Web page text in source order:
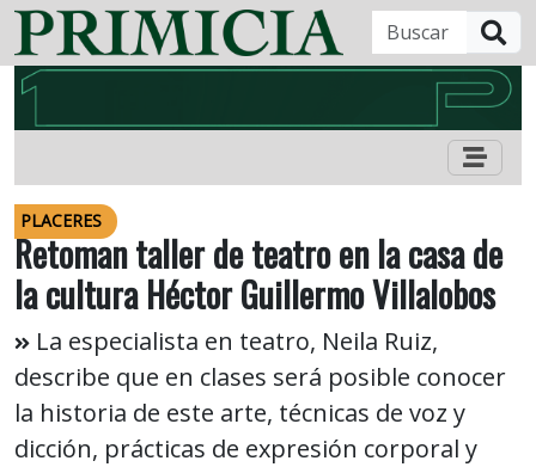
PLACERES
Retoman taller de teatro en la casa de
la cultura Héctor Guillermo Villalobos
La especialista en teatro, Neila Ruiz,
describe que en clases será posible conocer
la historia de este arte, técnicas de voz y
dicción, prácticas de expresión corporal y